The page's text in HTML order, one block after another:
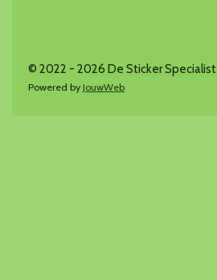
© 2022 - 2026 De Sticker Specialist
Powered by JouwWeb